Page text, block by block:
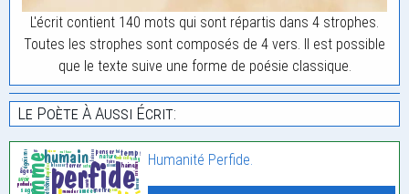
L'écrit contient 140 mots qui sont répartis dans 4 strophes.
Toutes les strophes sont composés de 4 vers. Il est possible
que le texte suive une forme de poésie classique.
Le Poète À Aussi Écrit:
Humanité Perfide.